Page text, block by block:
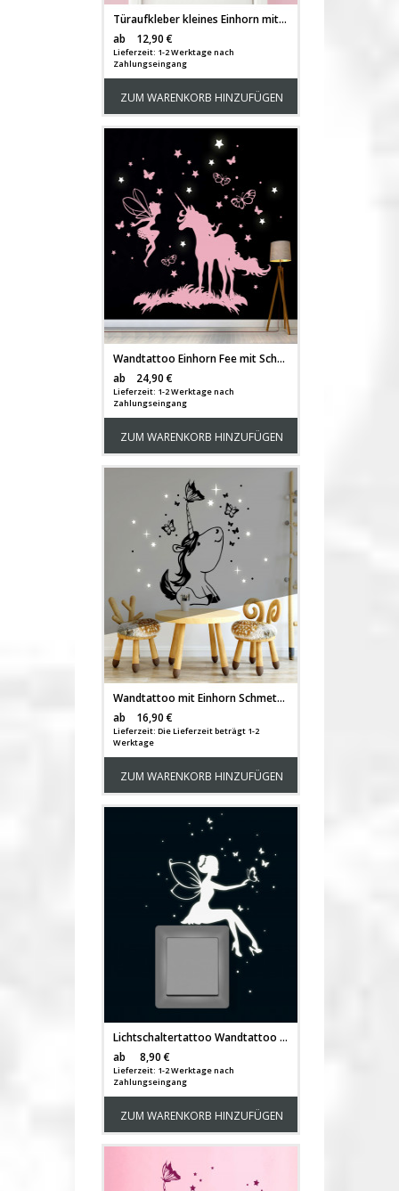
Türaufkleber kleines Einhorn mit Wunschnamen M2022
ab
12,90 €
Lieferzeit: 1-2 Werktage nach
Zahlungseingang
ZUM WARENKORB HINZUFÜGEN
Wandtattoo Einhorn Fee mit Schmetterlingen und fluoreszierenden Sternen M2018
ab
24,90 €
Lieferzeit: 1-2 Werktage nach
Zahlungseingang
ZUM WARENKORB HINZUFÜGEN
Wandtattoo mit Einhorn Schmetterlinge Punkte & Sterne fluoreszierend Kinderzimmer Wanddeko Wandgestaltung M2244
ab
16,90 €
Lieferzeit: Die Lieferzeit beträgt 1-2
Werktage
ZUM WARENKORB HINZUFÜGEN
Lichtschaltertattoo Wandtattoo Fee Elfe mit Schmetterlingen und Sternen fluoreszierend M1742
ab
8,90 €
Lieferzeit: 1-2 Werktage nach
Zahlungseingang
ZUM WARENKORB HINZUFÜGEN